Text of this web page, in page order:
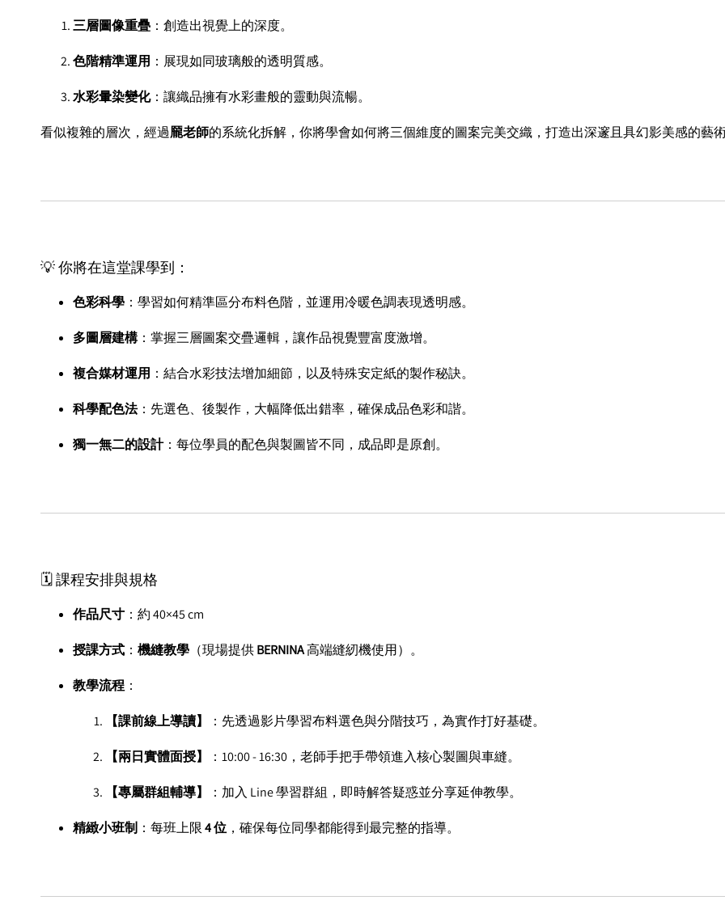
三層圖像重疊 ：創造出視覺上的深度。
色階精準運用 ：展現如同玻璃般的透明質感。
水彩暈染變化：讓織品擁有水彩畫般的靈動與流暢。
看似複雜的層次，經過龎老師的系統化拆解，你將學會如何將三個維度的圖案完美交織，打造出深邃且具幻影美感的藝
💡 你將在這堂課學到：
色彩科學 ：學習如何精準區分布料色階，並運用冷暖色調表現透明感。
多圖層建構：掌握三層圖案交疊邏輯，讓作品視覺豐富度激增。
複合媒材運用 ：結合水彩技法增加細節，以及特殊安定紙的製作秘訣。
科學配色法：先選色、後製作，大幅降低出錯率，確保成品色彩和諧。
獨一無二的設計：每位學員的配色與製圖皆不同，成品即是原創。
🗓️ 課程安排與規格
作品尺寸 ：約40×45 cm
授課方式 ： 機縫教學 （現場提供BERNINA高端縫紉機使用）。
教學流程 ：
【課前線上導讀】 ：先透過影片學習布料選色與分階技巧，為實作打好基礎。
【兩日實體面授】 ：10:00 - 16:30，老師手把手帶領進入核心製圖與車縫。
【專屬群組輔導】 ：加入 Line 學習群組，即時解答疑惑並分享延伸教學。
精緻小班制 ：每班上限4 位 ，確保每位同學都能得到最完整的指導。